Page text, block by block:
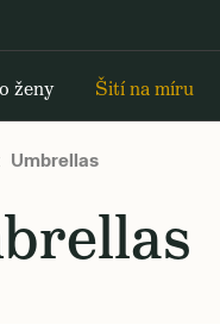
ženy Šití na míru
Umbrellas